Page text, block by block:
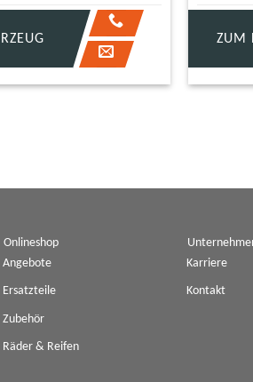
ZUM
Onlineshop
Angebote
Ersatzteile
Zubehör
Räder & Reifen
Karriere
Kontakt